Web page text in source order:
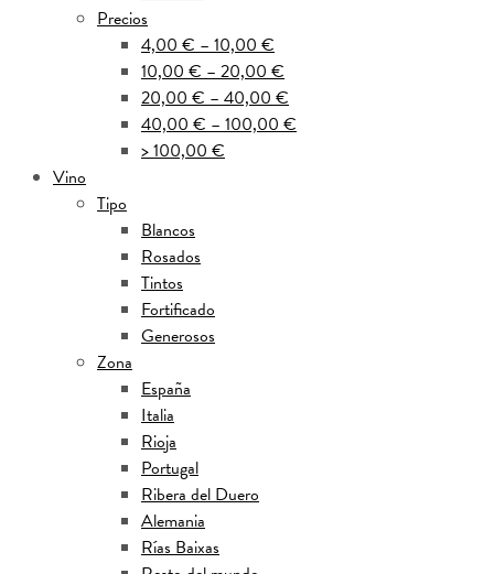
Precios
4,00 € – 10,00 €
10,00 € – 20,00 €
20,00 € – 40,00 €
40,00 € – 100,00 €
> 100,00 €
Vino
Tipo
Blancos
Rosados
Tintos
Fortificado
Generosos
Zona
España
Italia
Rioja
Portugal
Ribera del Duero
Alemania
Rías Baixas